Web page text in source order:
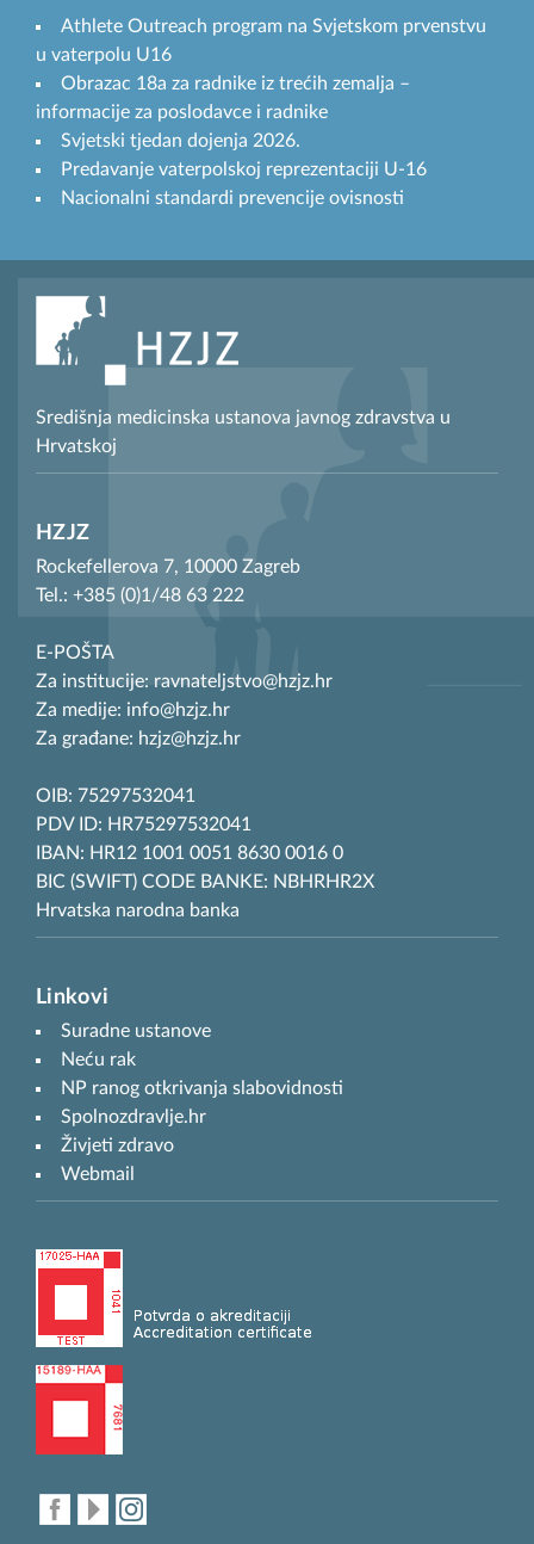
Athlete Outreach program na Svjetskom prvenstvu
u vaterpolu U16
Obrazac 18a za radnike iz trećih zemalja –
informacije za poslodavce i radnike
Svjetski tjedan dojenja 2026.
Predavanje vaterpolskoj reprezentaciji U-16
Nacionalni standardi prevencije ovisnosti
Središnja medicinska ustanova javnog zdravstva u
Hrvatskoj
HZJZ
Rockefellerova 7, 10000 Zagreb
Tel.: +385 (0)1/48 63 222
E-POŠTA
Za institucije: ravnateljstvo@hzjz.hr
Za medije: info@hzjz.hr
Za građane: hzjz@hzjz.hr
OIB: 75297532041
PDV ID: HR75297532041
IBAN: HR12 1001 0051 8630 0016 0
BIC (SWIFT) CODE BANKE: NBHRHR2X
Hrvatska narodna banka
Linkovi
Suradne ustanove
Neću rak
NP ranog otkrivanja slabovidnosti
Spolnozdravlje.hr
Živjeti zdravo
Webmail